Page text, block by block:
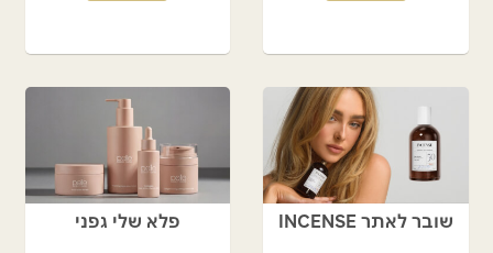
שובר לאתר INCENSE פלא שלי גפני